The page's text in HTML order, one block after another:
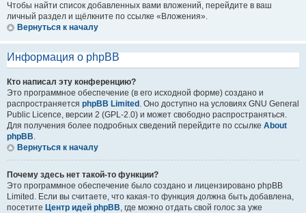
Чтобы найти список добавленных вами вложений, перейдите в ваш
личный раздел и щёлкните по ссылке «Вложения».
Вернуться к началу
Информация о phpBB
Кто написал эту конференцию?
Это программное обеспечение (в его исходной форме) создано и
распространяется phpBB Limited . Оно доступно на условиях GNU General
Public Licence, версии 2 (GPL-2.0) и может свободно распространяться.
Для получения более подробных сведений перейдите по ссылке About
phpBB.
Вернуться к началу
Почему здесь нет такой-то функции?
Это программное обеспечение было создано и лицензировано phpBB
Limited. Если вы считаете, что какая-то функция должна быть добавлена,
посетите Центр идей phpBB, где можно отдать свой голос за уже